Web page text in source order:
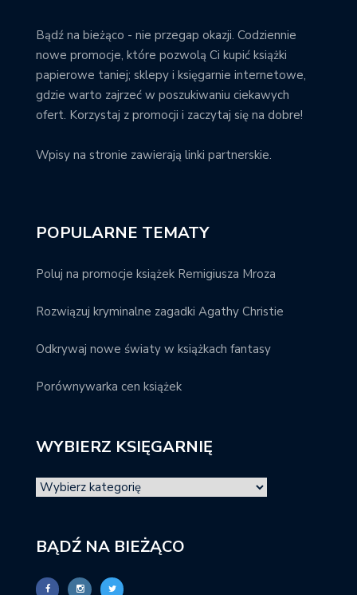
Bądź na bieżąco - nie przegap okazji. Codziennie
nowe promocje, które pozwolą Ci kupić książki
papierowe taniej; sklepy i księgarnie internetowe,
gdzie warto zajrzeć w poszukiwaniu ciekawych
ofert. Korzystaj z promocji i zaczytaj się na dobre!
Wpisy na stronie zawierają linki partnerskie.
POPULARNE TEMATY
Poluj na promocje książek Remigiusza Mroza
Rozwiązuj kryminalne zagadki Agathy Christie
Odkrywaj nowe światy w książkach fantasy
Porównywarka cen książek
WYBIERZ KSIĘGARNIĘ
BĄDŹ NA BIEŻĄCO